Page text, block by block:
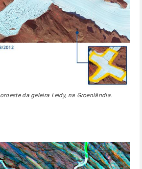
da geleira Leidy, na Groenlândia.